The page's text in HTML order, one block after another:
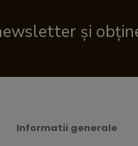
și
Informatii generale